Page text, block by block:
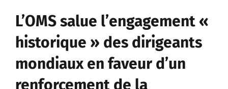
L’OMS salue l’engagement «
historique » des dirigeants
mondiaux en faveur d’un
renforcement de la